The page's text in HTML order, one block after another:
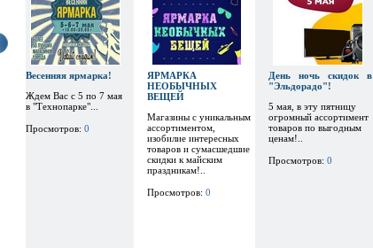
Весенняя ярмарка!
Ждем Вас с 5 по 7 мая
в "Технопарке"...
Просмотров: 0
ЯРМАРКА
НЕОБЫЧНЫХ
ВЕЩЕЙ
Магазины с уникальным
ассортиментом,
изобилие интересных
товаров и сумасшедшие
скидки к майским
праздникам!..
Просмотров: 0
День ночь скидок в
"Эльдорадо"!
5 мая, в эту пятницу
огромный ассортимент
товаров по выгодным
ценам!..
Просмотров: 0